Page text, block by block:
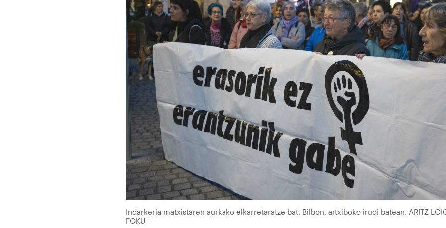
Indarkeria matxistaren aurkako elkarretaratze bat, Bilbon, artxiboko irudi batean. ARITZ
FOKU